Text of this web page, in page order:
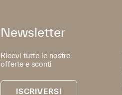
Newsletter
Ricevi tutte le nostre
offerte e sconti
ISCRIVERSI